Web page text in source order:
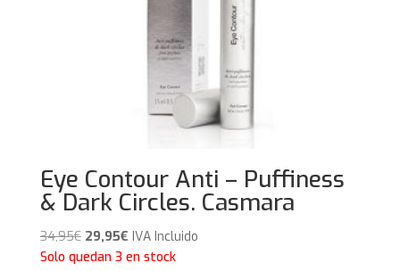
Eye Contour Anti – Puffiness
& Dark Circles. Casmara
34,95€ El
precio
29,95€El
precio
IVA Incluido
Solo quedan 3 en stock